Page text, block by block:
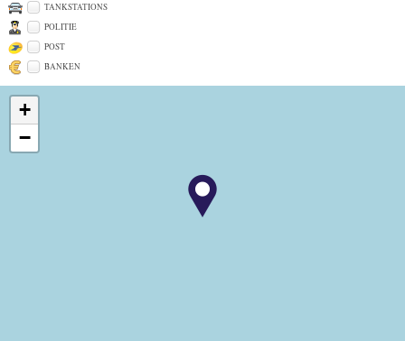
TANKSTATIONS
POLITIE
POST
BANKEN
+
−